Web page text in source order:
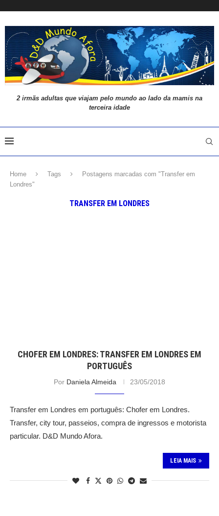
2 irmãs adultas que viajam pelo mundo ao lado da mamis na
terceira idade
Home Tags
Postagens marcadas com "Transfer em
Londres"
TRANSFER EM LONDRES
CHOFER EM LONDRES: TRANSFER EM LONDRES EM
PORTUGUÊS
Por Daniela Almeida 23/05/2018
Transfer em Londres em português: Chofer em Londres.
Transfer, city tour, passeios, compra de ingressos e motorista
particular. D&D Mundo Afora.
LEIA MAIS